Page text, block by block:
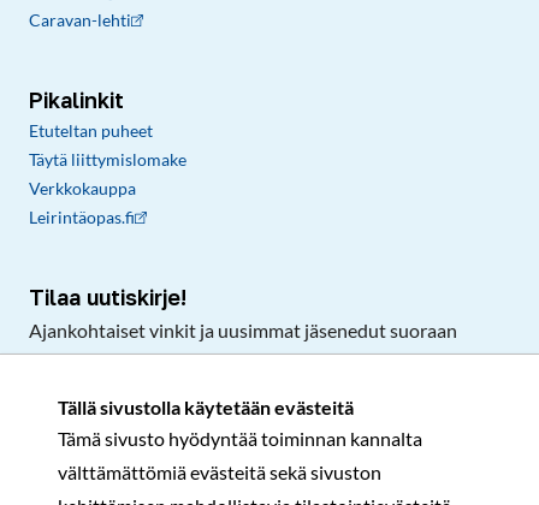
Tällä sivustolla käytetään evästeitä
Tämä sivusto hyödyntää toiminnan kannalta
välttämättömiä evästeitä sekä sivuston
Caravan-lehti
Pikalinkit
Etuteltan puheet
Täytä liittymislomake
Verkkokauppa
Leirintäopas.fi
Tilaa uutiskirje!
Ajankohtaiset vinkit ja uusimmat jäsenedut suoraan